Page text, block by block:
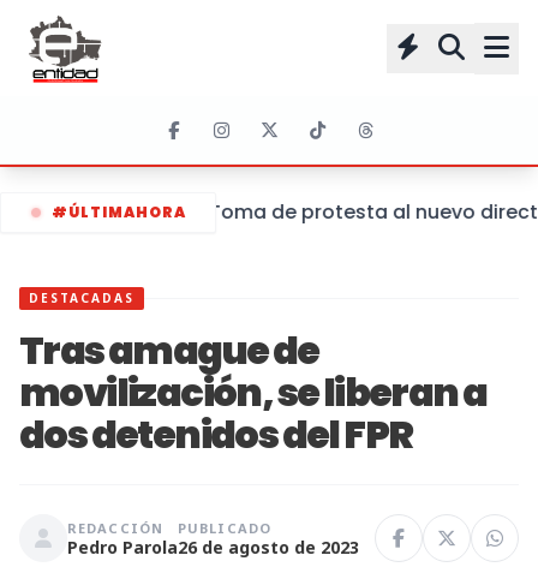
#ÚLTIMAHORA Toma de protesta al nuevo
DESTACADAS
Tras amague de
movilización, se liberan a
dos detenidos del FPR
REDACCIÓN
Pedro Parola
PUBLICADO
26 de agosto de 2023